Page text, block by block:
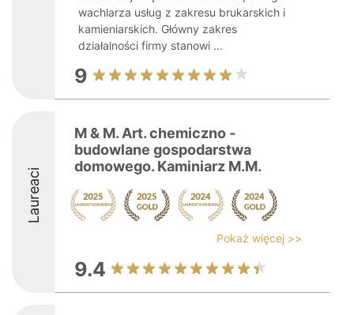
wachlarza usług z zakresu brukarskich i
kamieniarskich. Główny zakres
działalności firmy stanowi ...
9
Laureaci
M & M. Art. chemiczno -
budowlane gospodarstwa
domowego. Kaminiarz M.M.
Pokaż więcej >>
9.4